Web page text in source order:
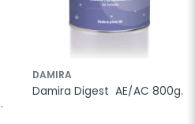
DAMIRA
Damira Digest  AE/AC 800g.